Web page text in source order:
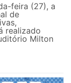
feira (27), a
de
realizado
Milton